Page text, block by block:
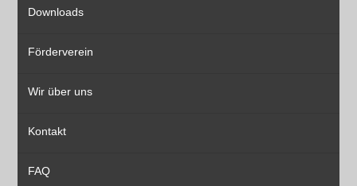
Downloads
Förderverein
Wir über uns
Kontakt
FAQ